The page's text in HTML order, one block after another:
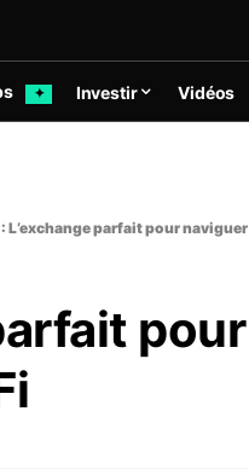
✦ Investir Vidéos
L’exchange parfait pour naviguer
pour